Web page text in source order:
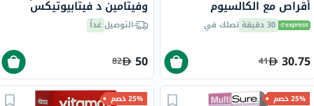
أقراص مع الكالسيوم
والزنك لقوة العظام، 30 قرص
30 دقيقة تصلك في
30.75
41
وفيتامين د فيتابيوتيكس
أوستيوكير - 2 × 30 قرص
التوصيلغداً
50
82
25% خصم 25% خصم